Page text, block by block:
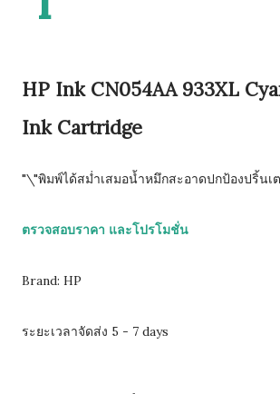
HP Ink CN054AA 933XL
Ink Cartridge
"\"พิมพ์ได้สม่ำเสมอน้ำหมึกสะอาดปกป้องปริ้น
ตรวจสอบราคา และโปรโมชั่น
Brand: HP
ระยะเวลาจัดส่ง 5 - 7 days